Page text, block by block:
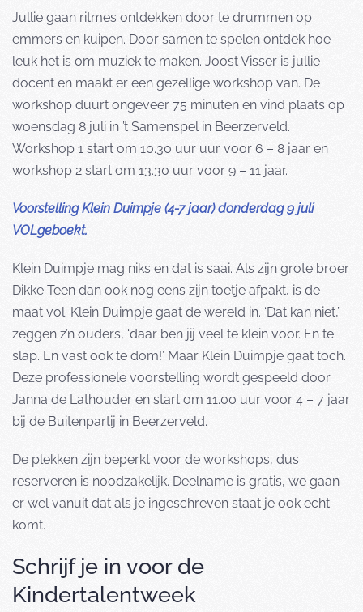
Jullie gaan ritmes ontdekken door te drummen op
emmers en kuipen. Door samen te spelen ontdek hoe
leuk het is om muziek te maken. Joost Visser is jullie
docent en maakt er een gezellige workshop van. De
workshop duurt ongeveer 75 minuten en vind plaats op
woensdag 8 juli in ’t Samenspel in Beerzerveld.
Workshop 1 start om 10.30 uur uur voor 6 – 8 jaar en
workshop 2 start om 13.30 uur voor 9 – 11 jaar.
Voorstelling Klein Duimpje (4-7 jaar) donderdag 9 juli
VOLgeboekt.
Klein Duimpje mag niks en dat is saai. Als zijn grote broer
Dikke Teen dan ook nog eens zijn toetje afpakt, is de
maat vol: Klein Duimpje gaat de wereld in. ‘Dat kan niet,’
zeggen z’n ouders, ‘daar ben jij veel te klein voor. En te
slap. En vast ook te dom!’ Maar Klein Duimpje gaat toch.
Deze professionele voorstelling wordt gespeeld door
Janna de Lathouder en start om 11.00 uur voor 4 – 7 jaar
bij de Buitenpartij in Beerzerveld.
De plekken zijn beperkt voor de workshops, dus
reserveren is noodzakelijk. Deelname is gratis, we gaan
er wel vanuit dat als je ingeschreven staat je ook echt
komt.
Schrijf je in voor de
Kindertalentweek